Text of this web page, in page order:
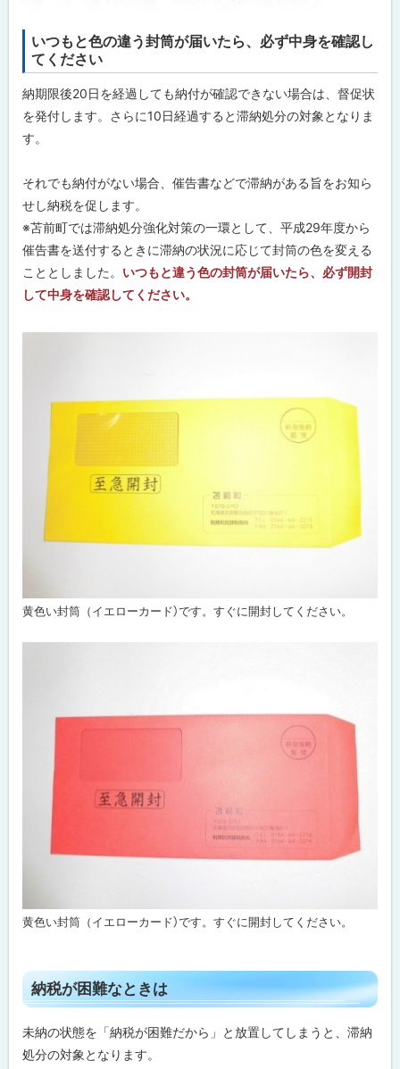
ト
プ
に
戻
いつもと色の違う封筒が届いたら、必ず中身を確認し
てください
納期限後20日を経過しても納付が確認できない場合は、督促状
を発付します。さらに10日経過すると滞納処分の対象となりま
す。
それでも納付がない場合、催告書などで滞納がある旨をお知ら
せし納税を促します。
※苫前町では滞納処分強化対策の一環として、平成29年度から
催告書を送付するときに滞納の状況に応じて封筒の色を変える
こととしました。 いつもと違う色の封筒が届いたら、必ず開封
して中身を確認してください。
黄色い封筒（イエローカード）です。すぐに開封してください。
黄色い封筒（イエローカード）です。すぐに開封してください。
ト
ッ
プ
に
納税が困難なときは
未納の状態を「納税が困難だから」と放置してしまうと、滞納
処分の対象となります。